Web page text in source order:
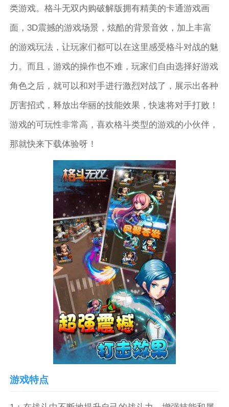
类游戏。格斗无双内购破解版拥有精美的卡通游戏画
面，3D震撼的游戏场景，炫酷的背景音效，加上丰富
的游戏玩法，让玩家们都可以在这里感受格斗对战的魅
力。而且，游戏的操作也不难，玩家们自由选择好游戏
角色之后，就可以和对手进行激烈对战了，展示出各种
厉害招式，释放出华丽的技能效果，快速将对手打败！
游戏的可玩性非常高，喜欢格斗类型的游戏的小伙伴，
那就快来下载体验呀！
游戏特点